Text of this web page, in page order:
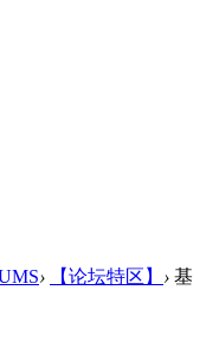
› 【论坛特区】 › 基